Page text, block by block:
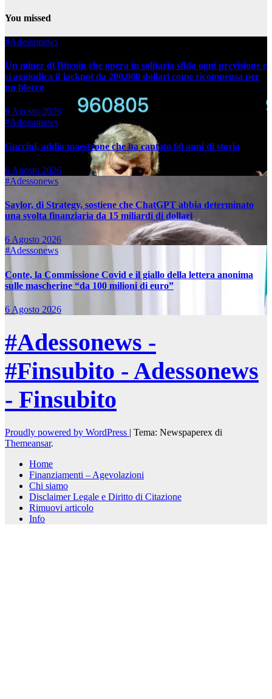
You missed
#Adessonews
Un miner di Bitcoin che opera in solitaria sfida ogni previsione e
si aggiudica il jackpot da 200.000 dollari come ricompensa per
un blocco
6 Agosto 2026
#Adessonews
Guccini, addio maestrone che ha cantato 60 anni di storia
6 Agosto 2026
#Adessonews
Saylor, di Strategy, sostiene che ChatGPT abbia determinato
una svolta finanziaria da 15 miliardi di dollari
6 Agosto 2026
#Adessonews
Conte, la Commissione Covid e il giallo della lettera anonima
sulle mascherine “da 100 milioni di euro”
6 Agosto 2026
#Adessonews -
#Finsubito - Adessonews
- Finsubito
Proudly powered by WordPress | Tema: Newspaperex di
Themeansar.
Home
Finanziamenti – Agevolazioni
Chi siamo
Disclaimer Legale e Diritto di Citazione
Rimuovi articolo
Info